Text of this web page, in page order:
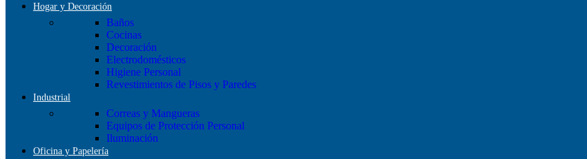
Hogar y Decoración
Baños
Cocinas
Decoración
Electrodomésticos
Higiene Personal
Revestimientos de Pisos y Paredes
Industrial
Correas y Mangueras
Equipos de Protección Personal
Iluminación
Oficina y Papelería